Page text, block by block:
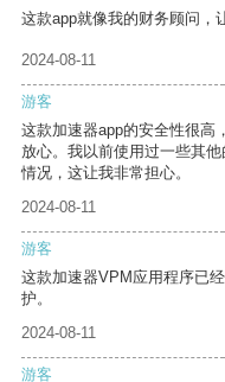
这款app就像我的财务顾问，
2024-08-11
游客
这款加速器app的安全性很高
放心。我以前使用过一些其
情况，这让我非常担心。
2024-08-11
游客
这款加速器VPM应用程序已
护。
2024-08-11
游客